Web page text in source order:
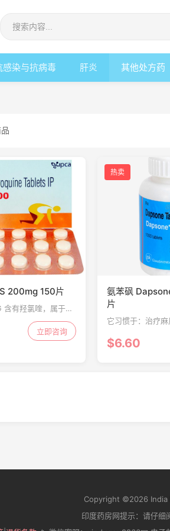
感染与抗病毒 肝炎 其他处方药
200mg 150片
有羟氯喹，属于抗
种改善疾病的抗风湿
羟氯喹用于通过减轻
胀和关节僵硬来治疗
立即咨询
热卖
氨苯砜
片
它习惯于：治疗
啶预防疟疾，预
其是艾滋病患者
$6.60
Copyright ©2026 India
印度药房网提示：请仔细